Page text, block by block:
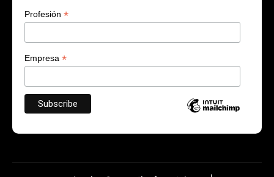
Profesión *
Empresa *